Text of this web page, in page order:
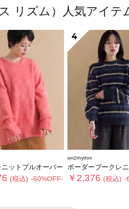
リズム）人気アイテ
ットプルオーバー
(税込) -60%OFF-
4
sm2rhythm
ボーダーブークレニットプ
￥2,376 (税込) -